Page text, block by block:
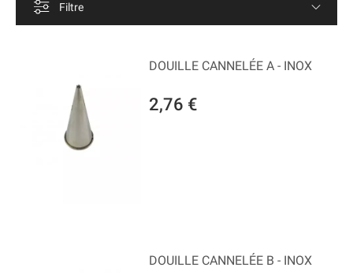
Filtre
2,76 €
DOUILLE CANNELÉE A - INOX
DOUILLE CANNELÉE B - INOX